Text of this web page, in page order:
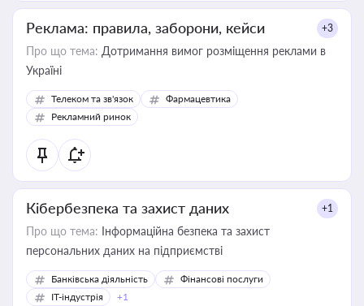
Реклама: правила, заборони, кейси +3
Про що тема: Дотримання вимог розміщення реклами в
Україні
Телеком та зв'язок
Фармацевтика
Рекламний ринок
Кібербезпека та захист даних +1
Про що тема: Інформаційна безпека та захист
персональних даних на підприємстві
Банківська діяльність
Фінансові послуги
IT-індустрія
+1